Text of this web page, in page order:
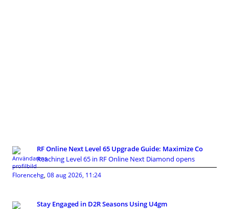
RF Online Next Level 65 Upgrade Guide: Maximize Co
Reaching Level 65 in RF Online Next Diamond opens
Florencehg, 08 aug 2026, 11:24
Stay Engaged in D2R Seasons Using U4gm